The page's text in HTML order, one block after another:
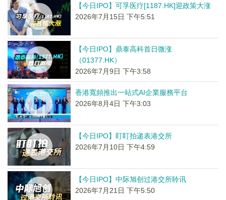
【今日IPO】可孚医疗[1187.HK]迎政策大涨
2026年7月15日 下午5:51
【今日IPO】鼎泰高科首日微涨
（01377.HK）
2026年7月9日 下午3:58
香港寬頻推出一站式AI企業服務平台
2026年8月4日 下午3:03
【今日IPO】盯盯拍递表港交所
2026年7月10日 下午4:59
【今日IPO】中际旭创过港交所聆讯
2026年7月21日 下午5:50